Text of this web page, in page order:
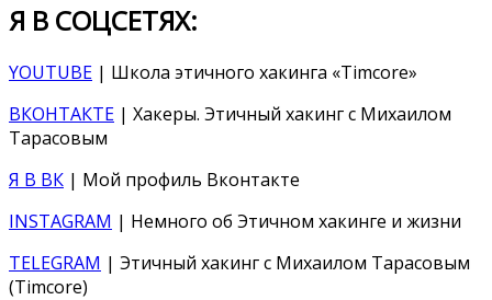
Я В СОЦСЕТЯХ:
YOUTUBE | Школа этичного хакинга «Timcore»
ВКОНТАКТЕ | Хакеры. Этичный хакинг с Михаилом
Тарасовым
Я В ВК | Мой профиль Вконтакте
INSTAGRAM | Немного об Этичном хакинге и жизни
TELEGRAM | Этичный хакинг с Михаилом Тарасовым
(Timcore)